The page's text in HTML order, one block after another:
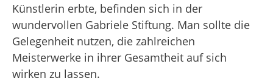
Künstlerin erbte, befinden sich in der
wundervollen Gabriele Stiftung. Man sollte die
Gelegenheit nutzen, die zahlreichen
Meisterwerke in ihrer Gesamtheit auf sich
wirken zu lassen.